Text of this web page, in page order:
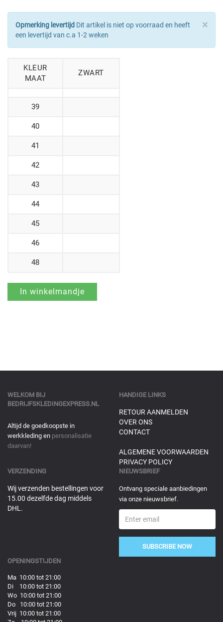
×
Opmerking levertijd Dit artikel is niet op voorraad en heeft
een levertijd van c.a 1-2 weken
KLEUR
MAAT
ZWART
39
40
41
42
43
44
45
46
48
WELKOM BIJ
BEDRIJFSKLEDINGEXPRESS.NL
Altijd de goedkoopste in
werkkleding en personalisatie
daarvan!
HANDIGE LINKS
RETOUR AANMELDEN
OVER ONS
CONTACT
ALGEMENE VOORWAARDEN
PRIVACY POLICY
VERZENDING
Wij verzenden bestellingen voor
15.00 dezelfde dag middels
DHL.
NIEUWSBRIEF
Ontvang speciale aanbiedingen
via onze nieuwsbrief.
SUBSCRIBE NOW
OPENINGSTIJDEN
Ma 10:00 tot 21:00
Di 10:00 tot 21:00
Wo 10:00 tot 21:00
Do 10:00 tot 21:00
Vrij 10:00 tot 21:00